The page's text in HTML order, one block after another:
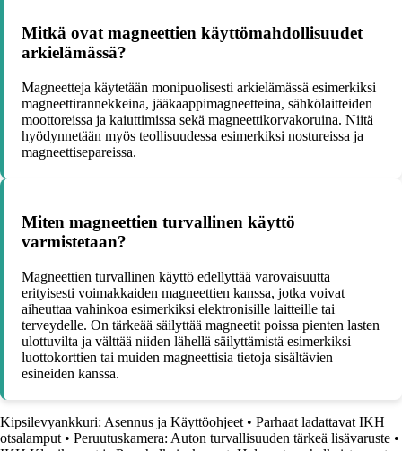
Mitkä ovat magneettien käyttömahdollisuudet
arkielämässä?
Magneetteja käytetään monipuolisesti arkielämässä esimerkiksi
magneettirannekkeina, jääkaappimagneetteina, sähkölaitteiden
moottoreissa ja kaiuttimissa sekä magneettikorvakoruina. Niitä
hyödynnetään myös teollisuudessa esimerkiksi nostureissa ja
magneettisepareissa.
Miten magneettien turvallinen käyttö
varmistetaan?
Magneettien turvallinen käyttö edellyttää varovaisuutta
erityisesti voimakkaiden magneettien kanssa, jotka voivat
aiheuttaa vahinkoa esimerkiksi elektronisille laitteille tai
terveydelle. On tärkeää säilyttää magneetit poissa pienten lasten
ulottuvilta ja välttää niiden lähellä säilyttämistä esimerkiksi
luottokorttien tai muiden magneettisia tietoja sisältävien
esineiden kanssa.
Kipsilevyankkuri: Asennus ja Käyttöohjeet • Parhaat ladattavat IKH
otsalamput • Peruutuskamera: Auton turvallisuuden tärkeä lisävaruste •